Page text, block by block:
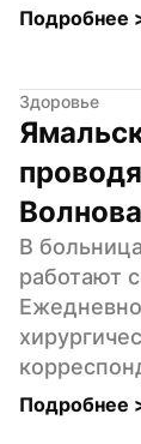
Подробнее
Здоровье
В
работают
Подробнее